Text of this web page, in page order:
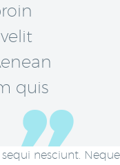
quis
nesciunt. Neque